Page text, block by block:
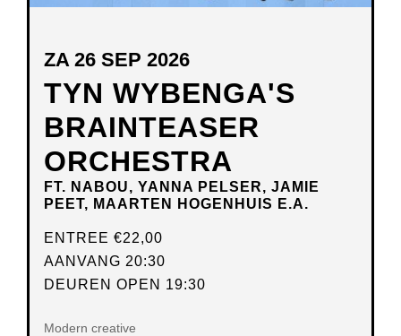
TYN WYBENGA'S
BRAINTEASER
ORCHESTRA
FT. NABOU, YANNA PELSER, JAMIE
PEET, MAARTEN HOGENHUIS E.A.
ZA 26 SEP 2026
ENTREE €22,00
AANVANG 20:30
DEUREN OPEN 19:30
Modern creative